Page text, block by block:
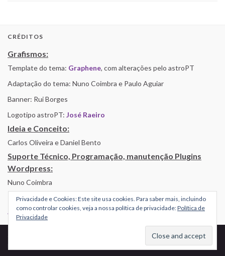
CRÉDITOS
Grafismos:
Template do tema: Graphene, com alterações pelo astroPT
Adaptação do tema: Nuno Coimbra e Paulo Aguiar
Banner: Rui Borges
Logotipo astroPT: José Raeiro
Ideia e Conceito:
Carlos Oliveira e Daniel Bento
Suporte Técnico, Programação, manutenção Plugins
Wordpress:
Nuno Coimbra
Alojamento por Simbiose
Privacidade e Cookies: Este site usa cookies. Para saber mais, incluindo
como controlar cookies, veja a nossa política de privacidade:Política de
Privacidade